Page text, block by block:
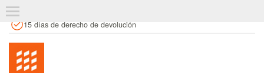
15 días de derecho de devolución